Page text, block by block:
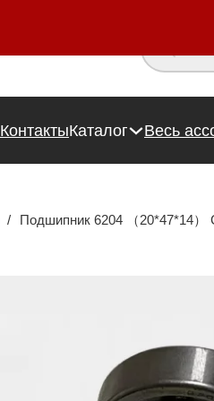
КонтактыКаталог Весь
/ Подшипник 6204 （20*47*14）